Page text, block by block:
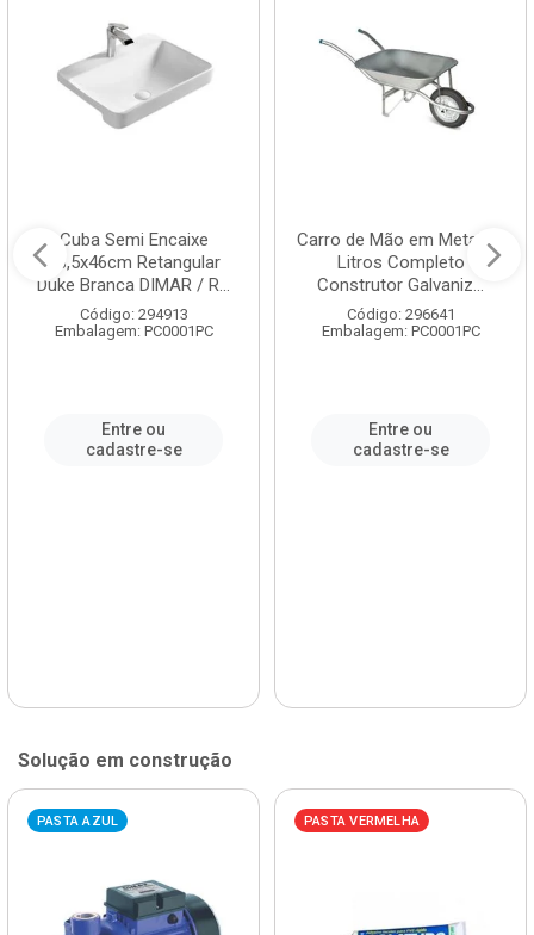
Cuba Semi Encaixe
58,5x46cm Retangular
Duke Branca DIMAR / R...
Código: 294913
Embalagem: PC0001PC
Entre ou
cadastre-se
Carro de Mão em Metal 60
Litros Completo
Construtor Galvaniz...
Código: 296641
Embalagem: PC0001PC
Entre ou
cadastre-se
Solução em construção
PASTA AZUL PASTA VERMELHA